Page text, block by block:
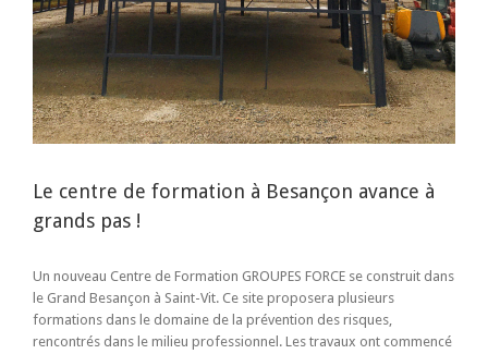
Le centre de formation à Besançon avance à
grands pas !
Un nouveau Centre de Formation GROUPES FORCE se construit dans
le Grand Besançon à Saint-Vit. Ce site proposera plusieurs
formations dans le domaine de la prévention des risques,
rencontrés dans le milieu professionnel. Les travaux ont commencé